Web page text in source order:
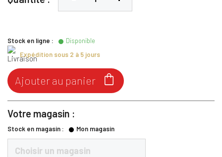
Stock en ligne :
Disponible
Expédition sous 2 à 5 jours

Ajouter au panier
Votre magasin :
Stock en magasin : Mon magasin
Choisir un magasin